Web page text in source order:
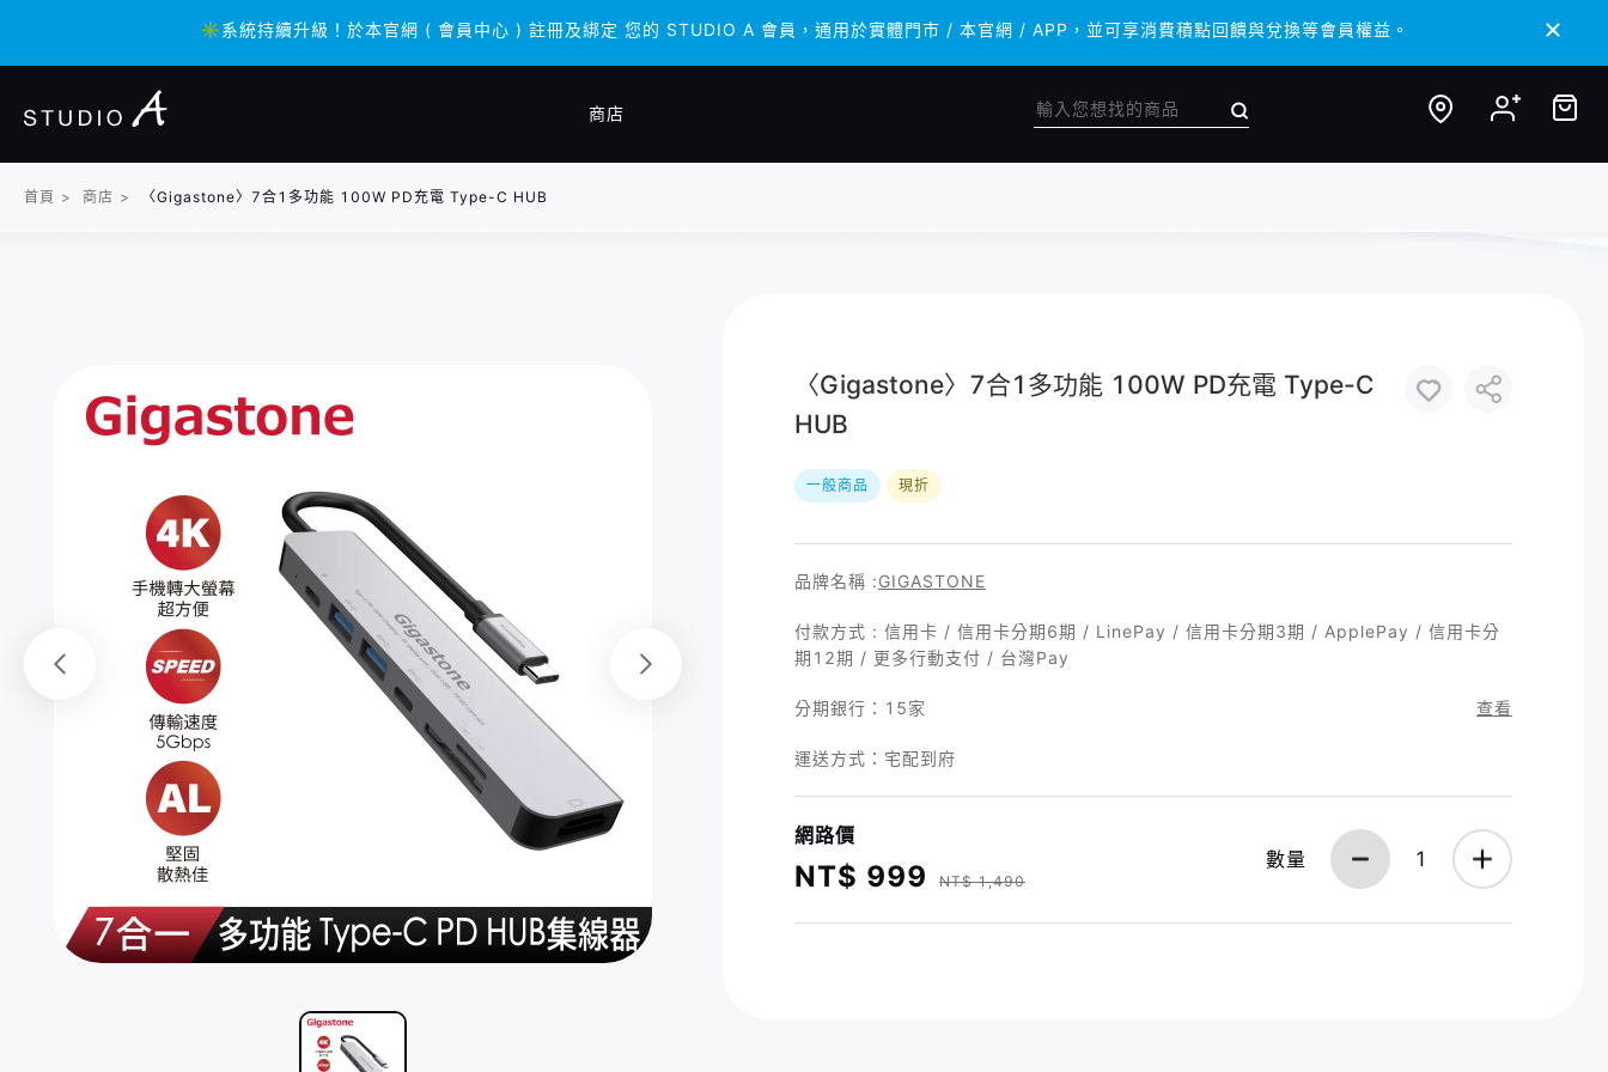
✳️系統持續升級！於本官網 ( 會員中心 ) 註冊及綁定 您的 STUDIO A 會員，通用於實體門市 / 本官網 / APP，並可享消費積點回饋與兌換等會員權益。
✳️系統持續升級！於本官網 ( 會員中心 ) 註冊及綁定 您的 STUDIO A 會員，通用於實體門市 / 本官網 / APP，並可享消費積點回饋與兌換等會員權益。
商店
首頁 > 商店 > 〈Gigastone〉7合1多功能 100W PD充電 Type-C HUB
〈Gigastone〉7合1多功能 100W PD充電 Type-C
HUB
一般商品 現折
品牌名稱 :GIGASTONE
付款方式 : 信用卡 / 信用卡分期6期 / LinePay / 信用卡分期3期 / ApplePay / 信用卡分
期12期 / 更多行動支付 / 台灣Pay
分期銀行： 15家 查看
運送方式：宅配到府
網路價
NT$ 999 NT$ 1,490
數量 1